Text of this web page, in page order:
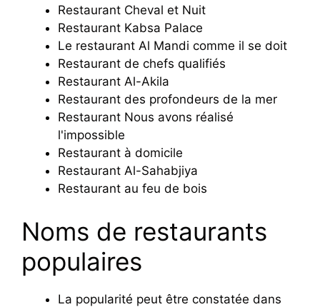
Restaurant Cheval et Nuit
Restaurant Kabsa Palace
Le restaurant Al Mandi comme il se doit
Restaurant de chefs qualifiés
Restaurant Al-Akila
Restaurant des profondeurs de la mer
Restaurant Nous avons réalisé
l'impossible
Restaurant à domicile
Restaurant Al-Sahabjiya
Restaurant au feu de bois
Noms de restaurants
populaires
La popularité peut être constatée dans